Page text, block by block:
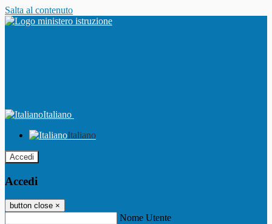
Salta al contenuto
Italiano
Italiano
Accedi
Accedi
button close ×
Nome Utente